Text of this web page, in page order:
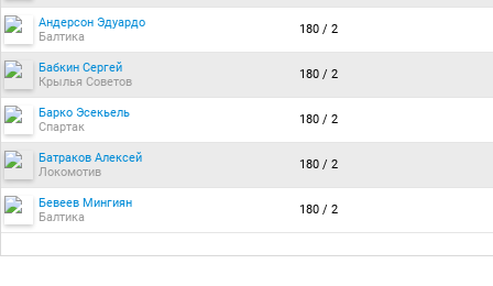
Андерсон Эдуардо
Балтика
180 / 2
Бабкин Сергей
Крылья Советов
180 / 2
Барко Эсекьель
Спартак
180 / 2
Батраков Алексей
Локомотив
180 / 2
Бевеев Мингиян
Балтика
180 / 2